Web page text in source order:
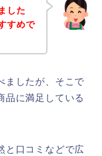
した
すめで
ましたが、そこで
品に満足している
と口コミなどで広